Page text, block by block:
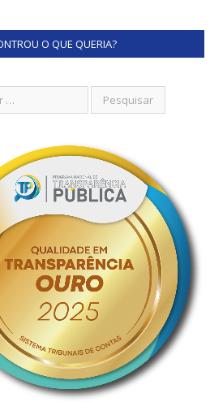
O QUE QUERIA?